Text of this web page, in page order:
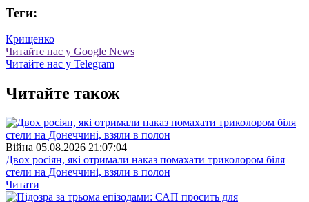
Теги:
Крищенко
Читайте нас у Google News
Читайте нас у Telegram
Читайте також
Війна 05.08.2026 21:07:04
Двох росіян, які отримали наказ помахати триколором біля
стели на Донеччині, взяли в полон
Читати